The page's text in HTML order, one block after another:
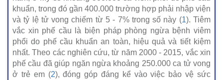
khuẩn, trong đó gần 400.000 trường hợp phải nhập viện
và tỷ lệ tử vong chiếm từ 5 - 7% trong số này (1). Tiêm
vắc xin phế cầu là biện pháp phòng ngừa bệnh viêm
phổi do phế cầu khuẩn an toàn, hiệu quả và tiết kiệm
nhất. Theo các nghiên cứu, từ năm 2000 - 2015, vắc xin
phế cầu đã giúp ngăn ngừa khoảng 250.000 ca tử vong
ở trẻ em (2), đóng góp đáng kể vào việc bảo vệ sức